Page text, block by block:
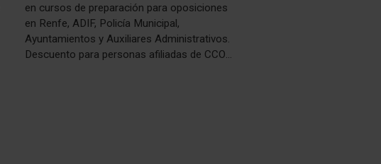
en cursos de preparación para oposiciones
en Renfe, ADIF, Policía Municipal,
Ayuntamientos y Auxiliares Administrativos.
Descuento para personas afiliadas de CCOO